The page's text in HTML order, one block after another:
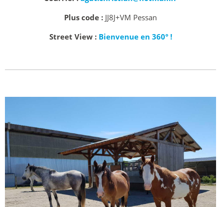
Plus code : JJ8J+VM Pessan
Street View : Bienvenue en 360° !